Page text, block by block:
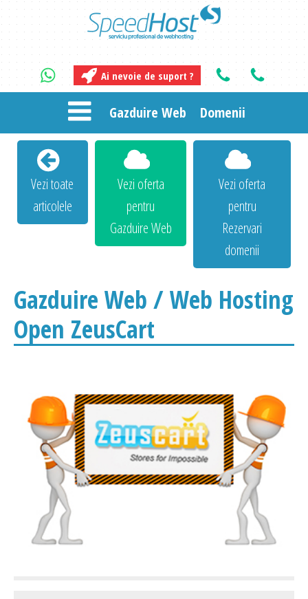
Ai nevoie de suport ?
Gazduire Web Domenii
Vezi toate
articolele
Vezi oferta
pentru
Gazduire Web
Vezi oferta
pentru
Rezervari
domenii
Gazduire Web / Web Hosting
Open ZeusCart